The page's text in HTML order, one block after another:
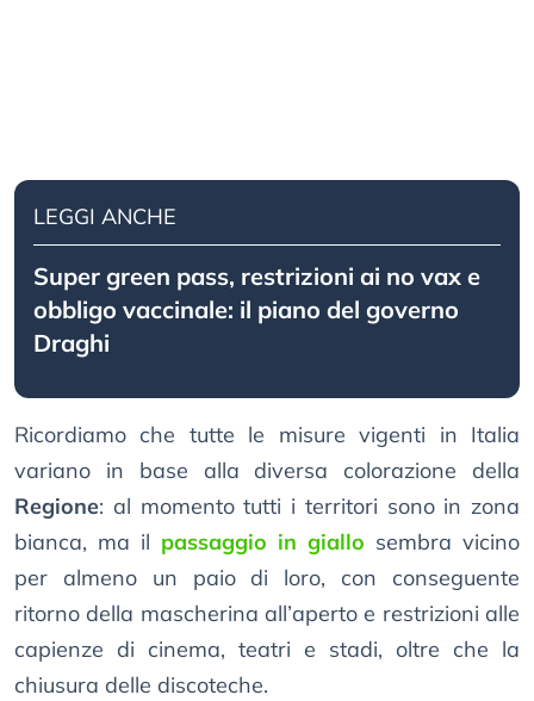
LEGGI ANCHE
Super green pass, restrizioni ai no vax e
obbligo vaccinale: il piano del governo
Draghi
Ricordiamo che tutte le misure vigenti in Italia
variano in base alla diversa colorazione della
Regione: al momento tutti i territori sono in zona
bianca, ma il passaggio in giallo sembra vicino
per almeno un paio di loro, con conseguente
ritorno della mascherina all’aperto e restrizioni alle
capienze di cinema, teatri e stadi, oltre che la
chiusura delle discoteche.